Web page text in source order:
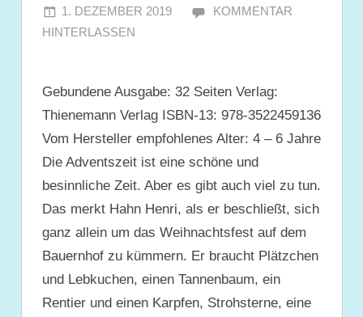
1. DEZEMBER 2019 JULIA
KOMMENTAR
HINTERLASSEN
Gebundene Ausgabe: 32 Seiten Verlag:
Thienemann Verlag ISBN-13: 978-3522459136
Vom Hersteller empfohlenes Alter: 4 – 6 Jahre
Die Adventszeit ist eine schöne und
besinnliche Zeit. Aber es gibt auch viel zu tun.
Das merkt Hahn Henri, als er beschließt, sich
ganz allein um das Weihnachtsfest auf dem
Bauernhof zu kümmern. Er braucht Plätzchen
und Lebkuchen, einen Tannenbaum, ein
Rentier und einen Karpfen, Strohsterne, eine